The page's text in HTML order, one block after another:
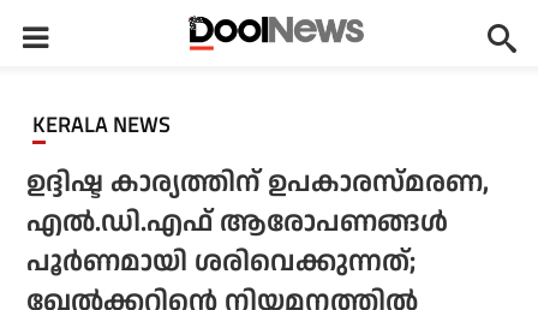
KERALA NEWS
ഉദ്ദിഷ്ട കാര്യത്തിന് ഉപകാരസ്മരണ,
എല്‍.ഡി.എഫ് ആരോപണങ്ങള്‍
പൂര്‍ണമായി ശരിവെക്കുന്നത്;